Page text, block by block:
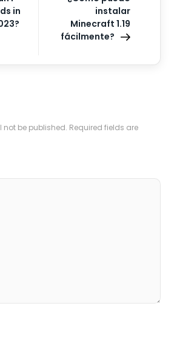
in
instalar
Minecraft 1.19
fácilmente?
not be published. Required fields are